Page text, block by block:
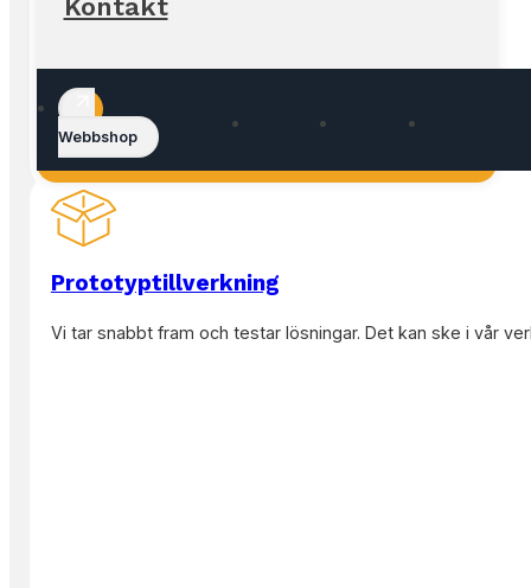
Kontakt
Webbshop
Läs mer
Prototyptillverkning
Vi tar snabbt fram och testar lösningar. Det kan ske i vår